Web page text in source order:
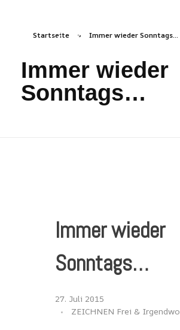
Startseite » Immer wieder Sonntags…
Immer wieder
Sonntags…
Immer wieder
Sonntags…
27. Juli 2015
ZEICHNEN Frei & Irgendwo